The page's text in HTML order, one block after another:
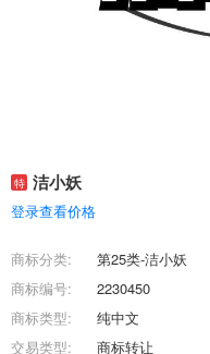
特 洁小妖
登录查看价格
商标分类:
第25类-洁小妖
商标编号:
2230450
商标类型:
纯中文
交易类型:
商标转让